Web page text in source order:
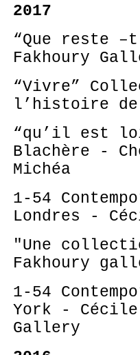
2017
“Que reste
Fakhoury
“Vivre”
l’histoire
“qu’il est
Blachère -
Michéa
1-54
Londres -
"Une
Fakhoury
1-54
York - Cécile
Gallery